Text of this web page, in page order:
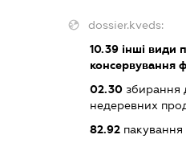
dossier.kveds:
10.39інші види
консервування
02.30збирання
недеревних
82.92пакування